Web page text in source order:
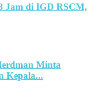
Jam di IGD RSCM,
Minta
Kepala...